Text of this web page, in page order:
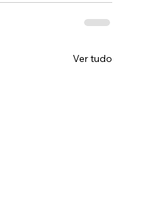
Ver tudo